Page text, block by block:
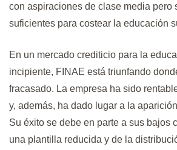
con aspiraciones de clase media pero
suficientes para costear la educación
En un mercado crediticio para la
incipiente, FINAE está triunfando
fracasado. La empresa ha sido
y, además, ha dado lugar a la
Su éxito se debe en parte a sus bajos
una plantilla reducida y de la